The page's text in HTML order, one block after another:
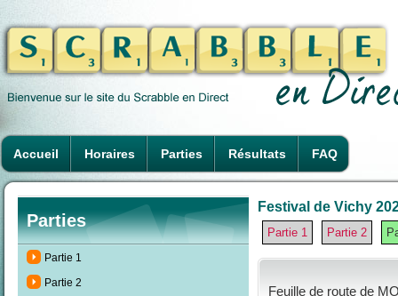
Accueil Horaires Parties Résultats FAQ
Parties
Partie 1
Partie 2
Festival de Vichy
Partie 1 Partie 2
Feuille de route de